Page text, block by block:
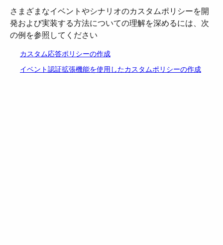
さまざまなイベントやシナリオのカスタムポリシーを開
発および実装する方法についての理解を深めるには、次
の例を参照してください
カスタム応答ポリシーの作成
イベント認証拡張機能を使用したカスタムポリシーの作成